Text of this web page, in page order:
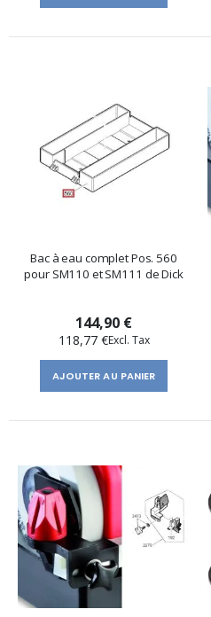
Bac à eau complet Pos. 560
pour SM110 et SM111 de Dick
144,90 €
118,77 €
AJOUTER AU PANIER